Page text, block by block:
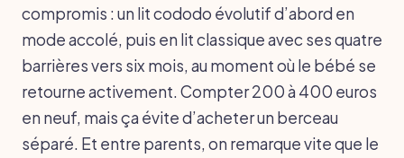
compromis : un lit cododo évolutif d’abord en
mode accolé, puis en lit classique avec ses quatre
barrières vers six mois, au moment où le bébé se
retourne activement. Compter 200 à 400 euros
en neuf, mais ça évite d’acheter un berceau
séparé. Et entre parents, on remarque vite que le